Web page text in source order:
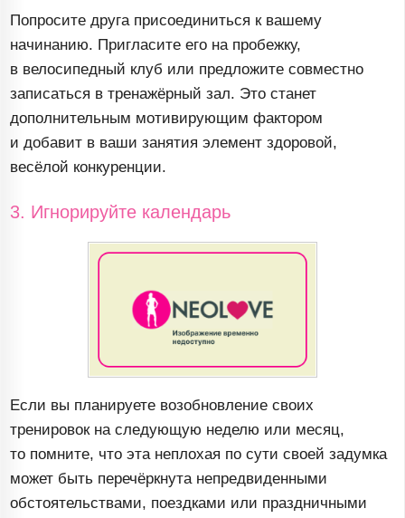
Попросите друга присоединиться к вашему
начинанию. Пригласите его на пробежку,
в велосипедный клуб или предложите совместно
записаться в тренажёрный зал. Это станет
дополнительным мотивирующим фактором
и добавит в ваши занятия элемент здоровой,
весёлой конкуренции.
3. Игнорируйте календарь
Если вы планируете возобновление своих
тренировок на следующую неделю или месяц,
то помните, что эта неплохая по сути своей задумка
может быть перечёркнута непредвиденными
обстоятельствами, поездками или праздничными